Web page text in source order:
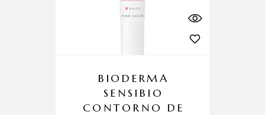
BIODERMA
SENSIBIO
CONTORNO DE